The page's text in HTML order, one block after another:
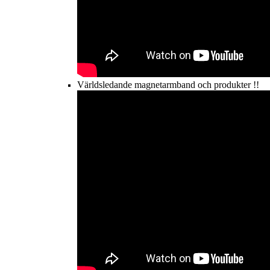
Världsledande magnetarmband och produkter !!